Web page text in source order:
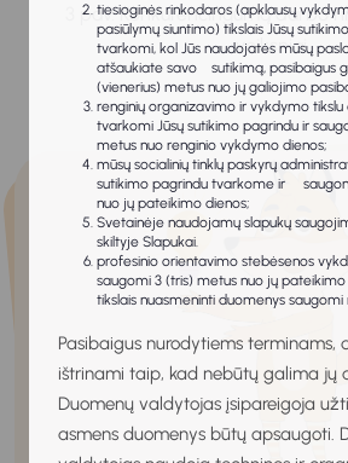
tiesioginės rinkodaros (apklausų
pasiūlymų siuntimo) tikslais Jūsų
tvarkomi, kol Jūs naudojatės mūsų
atšaukiate savo sutikimą, pasibaigus
(vienerius) metus nuo jų galiojimo
renginių organizavimo ir vykdymo
tvarkomi Jūsų sutikimo pagrindu ir
metus nuo renginio vykdymo dienos;
mūsų socialinių tinklų paskyrų
sutikimo pagrindu tvarkome ir
nuo jų pateikimo dienos;
Svetainėje naudojamų slapukų
skiltyje Slapukai.
profesinio orientavimo stebėsenos
saugomi 3 (tris) metus nuo jų pateikimo
tikslais nuasmeninti duomenys
Pasibaigus nurodytiems terminams,
ištrinami taip, kad nebūtų galima jų
Duomenų valdytojas įsipareigoja
asmens duomenys būtų apsaugoti.
3 pav. Konkurencingumą darbo
veiksniai